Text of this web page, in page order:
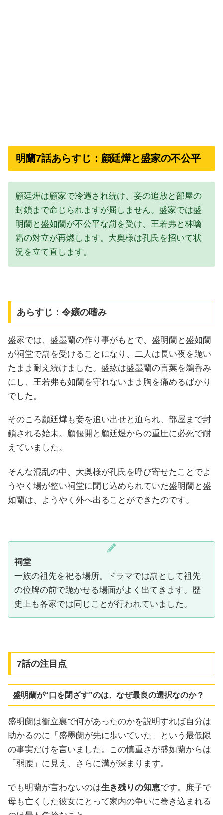
明蘭7話あらすじ：顧廷燁と盛家の不公平
顧廷燁は顧家で冷遇され続け、妾の追放と部屋の
封鎖まで命じられますが屈しません。盛家では盛
明蘭と盛如蘭が不公平な罰を受け、王若弗と林噙
霜の対立が再燃します。大奥様は孔氏を招いて状
況を立て直します。
あらすじ：令嬢の嗜み
盛家では、盛墨蘭の作り事がもとで、盛明蘭と盛如蘭
が祠堂で罰を受けることになり、二人は長い夜を跪い
たまま耐え続けました。盛紘は盛墨蘭の言葉を鵜呑み
にし、王若弗も如蘭を守れないまま胸を痛めるばかり
でした。
そのころ顧廷燁も妾を追い出せと迫られ、部屋まで封
鎖される始末。顧偃開と顧廷煜からの重圧に必死で耐
えていました。
そんな混乱の中、大奥様が孔氏を呼び寄せたことでよ
うやく場が整い祠堂に閉じ込められていた盛明蘭と盛
如蘭は、ようやく外へ出ることができたのです。
祠堂
一族の祖先を祀る場所。ドラマでは罰として祖先
の位牌の前で跪かせる場面がよく出てきます。歴
史上も各家では同じことが行われていました。
7話の注目点
盛明蘭が“口を閉ざす”のは、なぜ最良の選択なのか？
盛明蘭は衝立裏で何があったのかを説明すれば自分は
助かるのに「盛墨蘭が先に歩いていた」という最低限
の事実だけを言いました。この慎重さが盛如蘭からは
「弱腰」に見え、さらに溝が深まります。
でも明蘭が言わないのは生き残りの知恵です。庶子で
母も亡くした彼女にとって家内の争いに巻き込まれる